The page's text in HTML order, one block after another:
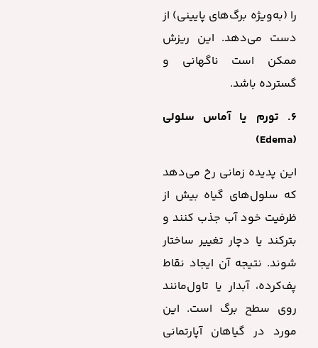
را (به‌ویژه برگ‌های پایینی) از
دست می‌دهد. این ریزش
ممکن است ناگهانی و
گسترده باشد.
۶. تورم یا آماس سلولی
(Edema)
این پدیده زمانی رخ می‌دهد
که سلول‌های گیاه بیش از
ظرفیت خود آب جذب کنند و
بترکند یا دچار تغییر ساختار
شوند. نتیجه آن ایجاد نقاط
پف‌کرده، آبدار یا تاول‌مانند
روی سطح برگ است. این
مورد در گیاهان آپارتمانی